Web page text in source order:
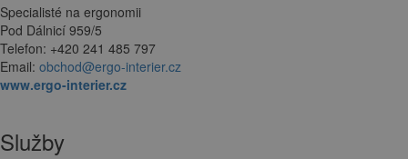
Specialisté na ergonomii
Pod Dálnicí 959/5
Telefon: +420 241 485 797
Email: obchod@ergo-interier.cz
www.ergo-interier.cz
Služby